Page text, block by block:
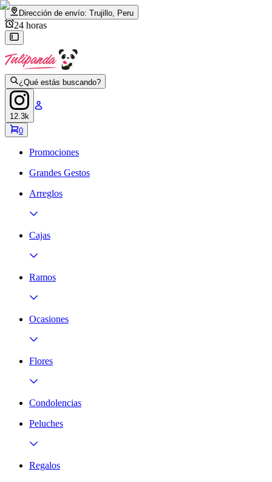
Dirección de envío: Trujillo, Peru
24 horas
¿Qué estás buscando?
12.3k
0
Promociones
Grandes Gestos
Arreglos
Cajas
Ramos
Ocasiones
Flores
Condolencias
Peluches
Regalos